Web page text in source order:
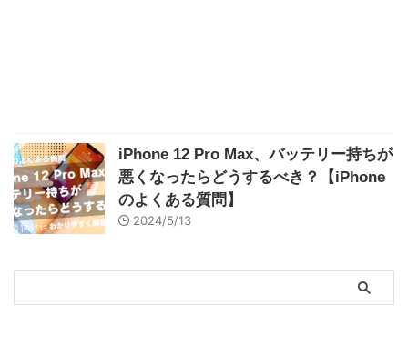
iPhone 12 Pro Max、バッテリー持ちが
悪くなったらどうするべき？【iPhone
のよくある質問】
2024/5/13